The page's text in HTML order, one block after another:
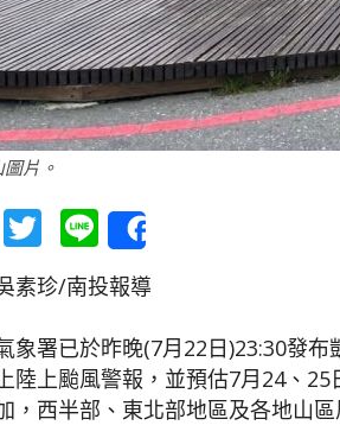
圖片。
Facebook
Twitter
Line
素珍/南投報導
象署已於昨晚(7月22日)23:30發
陸上颱風警報，並預估7月24、
，西半部、東北部地區及各地山